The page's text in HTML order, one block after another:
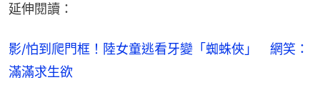
延伸閱讀：
影/怕到爬門框！陸女童逃看牙變「蜘蛛俠」　網笑：
滿滿求生欲